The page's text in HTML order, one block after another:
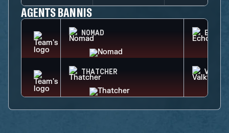
AGENTS BANNIS
NOMAD ECHO
THATCHER